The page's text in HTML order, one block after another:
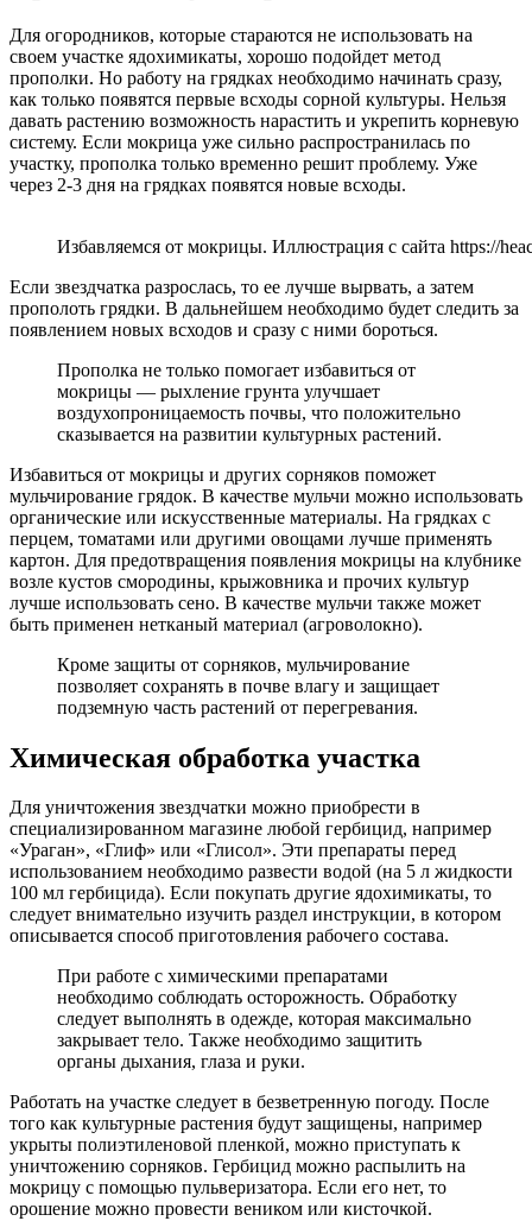
Для огородников, которые стараются не использовать на
своем участке ядохимикаты, хорошо подойдет метод
прополки. Но работу на грядках необходимо начинать сразу,
как только появятся первые всходы сорной культуры. Нельзя
давать растению возможность нарастить и укрепить корневую
систему. Если мокрица уже сильно распространилась по
участку, прополка только временно решит проблему. Уже
через 2-3 дня на грядках появятся новые всходы.
Избавляемся от мокрицы. Иллюстрация с сайта https://
Если звездчатка разрослась, то ее лучше вырвать, а затем
прополоть грядки. В дальнейшем необходимо будет следить за
появлением новых всходов и сразу с ними бороться.
Прополка не только помогает избавиться от
мокрицы — рыхление грунта улучшает
воздухопроницаемость почвы, что положительно
сказывается на развитии культурных растений.
Избавиться от мокрицы и других сорняков поможет
мульчирование грядок. В качестве мульчи можно использовать
органические или искусственные материалы. На грядках с
перцем, томатами или другими овощами лучше применять
картон. Для предотвращения появления мокрицы на клубнике
возле кустов смородины, крыжовника и прочих культур
лучше использовать сено. В качестве мульчи также может
быть применен нетканый материал (агроволокно).
Кроме защиты от сорняков, мульчирование
позволяет сохранять в почве влагу и защищает
подземную часть растений от перегревания.
Химическая обработка участка
Для уничтожения звездчатки можно приобрести в
специализированном магазине любой гербицид, например
«Ураган», «Глиф» или «Глисол». Эти препараты перед
использованием необходимо развести водой (на 5 л жидкости
100 мл гербицида). Если покупать другие ядохимикаты, то
следует внимательно изучить раздел инструкции, в котором
описывается способ приготовления рабочего состава.
При работе с химическими препаратами
необходимо соблюдать осторожность. Обработку
следует выполнять в одежде, которая максимально
закрывает тело. Также необходимо защитить
органы дыхания, глаза и руки.
Работать на участке следует в безветренную погоду. После
того как культурные растения будут защищены, например
укрыты полиэтиленовой пленкой, можно приступать к
уничтожению сорняков. Гербицид можно распылить на
мокрицу с помощью пульверизатора. Если его нет, то
орошение можно провести веником или кисточкой.